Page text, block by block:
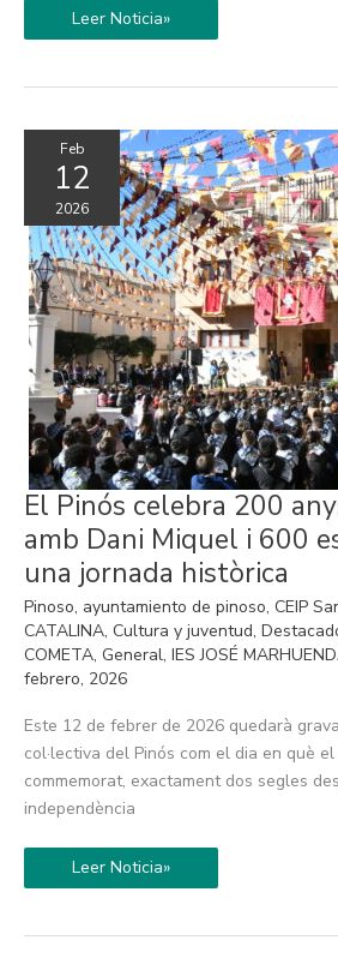
Leer Noticia»
Feb
12
2026
El Pinós celebra 200
amb Dani Miquel i 600
una jornada històrica
Pinoso, ayuntamiento de pinoso, CEIP
CATALINA, Cultura y juventud,
COMETA, General, IES JOSÉ
febrero, 2026
Este 12 de febrer de 2026 quedarà
col·lectiva del Pinós com el dia en què
commemorat, exactament dos segles
independència
El
Pinós
celebra
200
anys
com
Vila
amb
Dani
Miquel
i
escolars
en
una
jornada
històrica
Leer Noticia»